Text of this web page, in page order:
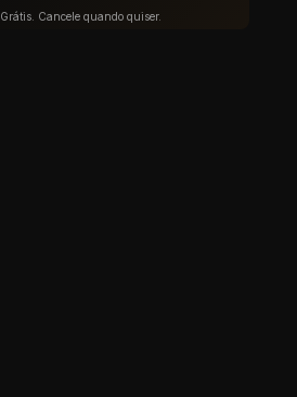
Grátis. Cancele quando quiser.